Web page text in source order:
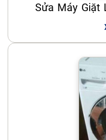
Sửa Máy Giặt